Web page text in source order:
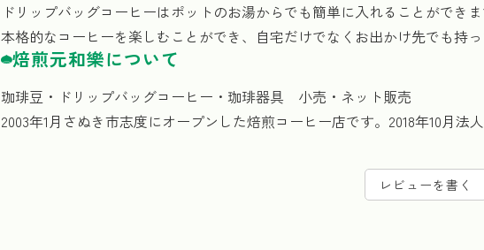
ドリップバッグコーヒーはポットのお湯からでも簡単に入れることができ
本格的なコーヒーを楽しむことができ、自宅だけでなくお出かけ先でも持
焙煎元和樂について
珈琲豆・ドリップバッグコーヒー・珈琲器具 小売・ネット販売
2003年1月さぬき市志度にオープンした焙煎コーヒー店です。2018年10月法
レビューを書く